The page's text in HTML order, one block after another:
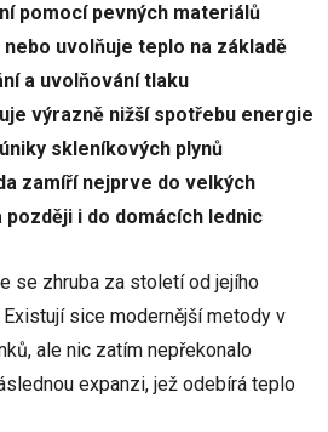
pomocí pevných materiálů
uvolňuje teplo na základě
a uvolňování tlaku
výrazně nižší spotřebu energie
skleníkových plynů
zamíří nejprve do velkých
i do domácích lednic
se zhruba za století od jejího
sice modernější metody v
ale nic zatím nepřekonalo
expanzi, jež odebírá teplo